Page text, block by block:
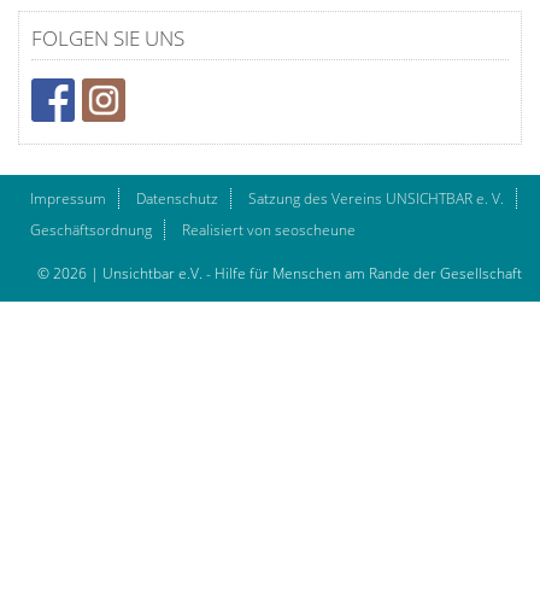
FOLGEN SIE UNS
Impressum Datenschutz
Satzung des Vereins UNSICHTBAR e. V.
Geschäftsordnung
Realisiert von seoscheune
© 2026 | Unsichtbar e.V. - Hilfe für Menschen am Rande der Gesellschaft